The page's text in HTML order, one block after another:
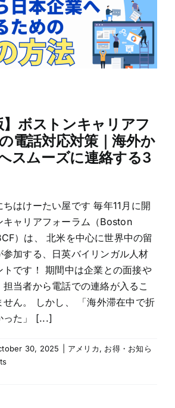
】ボストンキャリアフ
電話対応対策｜海外か
スムーズに連絡する3
はけーたい屋です 毎年11月に開
キャリアフォーラム（Boston
）は、 北米を中心に世界中の留
加する、日英バイリンガル人材
トです！ 期間中は企業との面接や
当者から電話での連絡が入るこ
せん。 しかし、 「海外滞在中で折
った」 [...]
30, 2025 アメリカ, お得・お知ら